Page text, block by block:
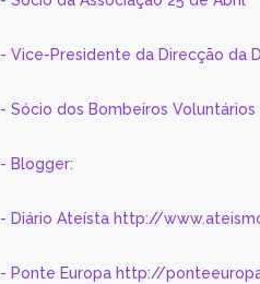
- Vice-Presidente da Direcção da
- Sócio dos Bombeiros
- Blogger:
- Diário Ateísta http://
- Ponte Europa http://